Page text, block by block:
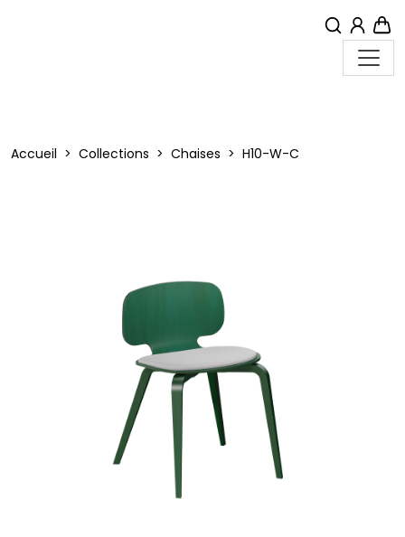
Menu
Accueil Collections Chaises H10-W-C